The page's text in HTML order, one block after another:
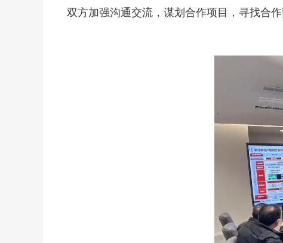
双方加强沟通交流，谋划合作项目，寻找合作